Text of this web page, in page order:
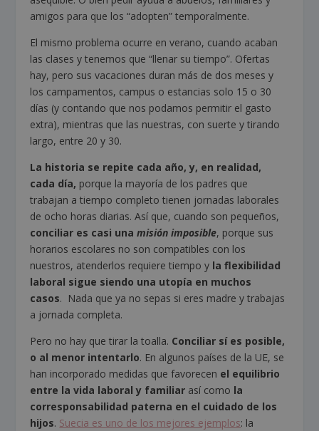
amigos para que los “adopten” temporalmente.
El mismo problema ocurre en verano, cuando acaban
las clases y tenemos que “llenar su tiempo”. Ofertas
hay, pero sus vacaciones duran más de dos meses y
los campamentos, campus o estancias solo 15 o 30
días (y contando que nos podamos permitir el gasto
extra), mientras que las nuestras, con suerte y tirando
largo, entre 20 y 30.
La historia se repite cada año, y, en realidad,
cada día, porque la mayoría de los padres que
trabajan a tiempo completo tienen jornadas laborales
de ocho horas diarias. Así que, cuando son pequeños,
conciliar es casi unamisión imposible, porque sus
horarios escolares no son compatibles con los
nuestros, atenderlos requiere tiempo y la flexibilidad
laboral sigue siendo una utopía en muchos
casos. Nada que ya no sepas si eres madre y trabajas
a jornada completa.
Pero no hay que tirar la toalla. Conciliar sí es posible,
o al menor intentarlo. En algunos países de la UE, se
han incorporado medidas que favorecen el equilibrio
entre la vida laboral y familiar así como la
corresponsabilidad paterna en el cuidado de los
hijos. Suecia es uno de los mejores ejemplos: la